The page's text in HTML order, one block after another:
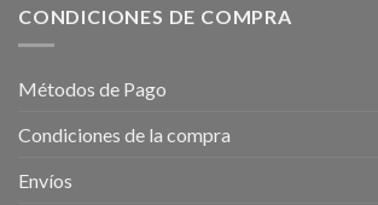
CONDICIONES DE COMPRA
Métodos de Pago
Condiciones de la compra
Envíos